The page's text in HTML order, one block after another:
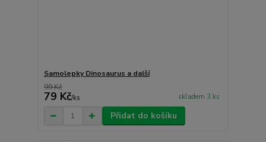
Samolepky Dinosaurus a další
99 Kč
79 Kč/ks skladem 3 ks
Přidat do košíku